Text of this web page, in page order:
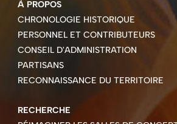
À PROPOS
CHRONOLOGIE HISTORIQUE
PERSONNEL ET CONTRIBUTEURS
CONSEIL D'ADMINISTRATION
PARTISANS
RECONNAISSANCE DU TERRITOIRE
RECHERCHE